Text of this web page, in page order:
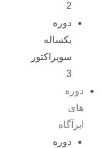
2
دوره
یکساله
سوپراکتور
3
دوره
های
ابرآگاه
دوره